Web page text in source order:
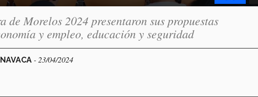
Morelos 2024 presentaron sus propuestas
y empleo, educación y seguridad
- 23/04/2024